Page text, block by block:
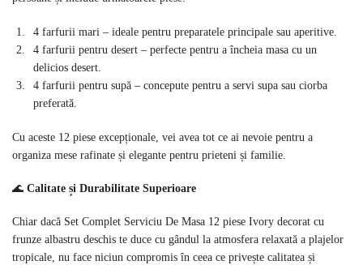
4 farfurii mari – ideale pentru preparatele principale sau aperitive.
4 farfurii pentru desert – perfecte pentru a încheia masa cu un
delicios desert.
4 farfurii pentru supă – concepute pentru a servi supa sau ciorba
preferată.
Cu aceste 12 piese excepționale, vei avea tot ce ai nevoie pentru a
organiza mese rafinate și elegante pentru prieteni și familie.
🌊 Calitate și Durabilitate Superioare
Chiar dacă Set Complet Serviciu De Masa 12 piese Ivory decorat cu
frunze albastru deschis te duce cu gândul la atmosfera relaxată a plajelor
tropicale, nu face niciun compromis în ceea ce privește calitatea și